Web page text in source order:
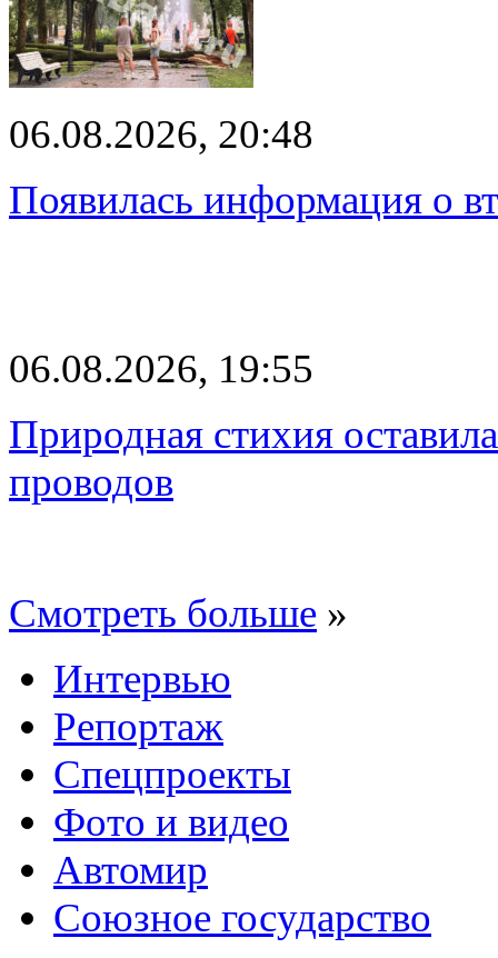
06.08.2026, 20:48
Появилась информация о
06.08.2026, 19:55
Природная стихия
проводов
Смотреть больше »
Интервью
Репортаж
Спецпроекты
Фото и видео
Автомир
Союзное государство